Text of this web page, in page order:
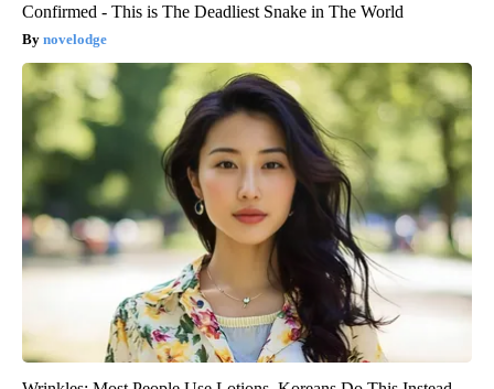
Confirmed - This is The Deadliest Snake in The World
novelodge